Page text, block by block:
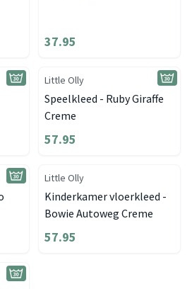
37.95
Little Olly
Speelkleed - Ruby Giraffe
Creme
57.95
Little Olly
Kinderkamer vloerkleed -
Bowie Autoweg Creme
57.95